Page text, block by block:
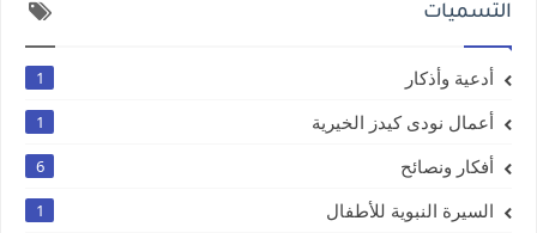
التسميات
أدعية وأذكار 1
أعمال نودى كيدز الخيرية 1
أفكار ونصائح 6
السيرة النبوية للأطفال 1